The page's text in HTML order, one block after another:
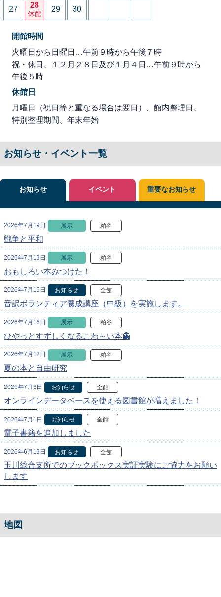
27 28
休館
29 30
開館時間
火曜日から日曜日…午前９時から午後７時
祝・休日、１２月２８日及び１月４日…午前９時から
午後５時
休館日
月曜日（祝日等と重なる場合は翌日）、館内整理日、
特別整理期間、年末年始
お知らせ・イベント一覧
お知らせ
2026年7月19日 展示 粕谷
戦争と平和
2026年7月19日 展示 粕谷
おもしろい本みつけた！
2026年7月16日 お知らせ 全館
音訳ボランティア養成講座（中級）を実施します。
2026年7月16日 展示 粕谷
ひやっとすずしくなるこわ～い本👻
2026年7月12日 展示 粕谷
夏の本と自由研究
2026年7月3日 お知らせ 全館
オンラインデータベースを使える図書館が増えました！
2026年7月1日 お知らせ 全館
電子書籍を追加しました
2026年6月19日 お知らせ 全館
玉川総合支所でのブックボックス実証実験にご協力をお願い
します
イベント 重要なお知らせ
地図